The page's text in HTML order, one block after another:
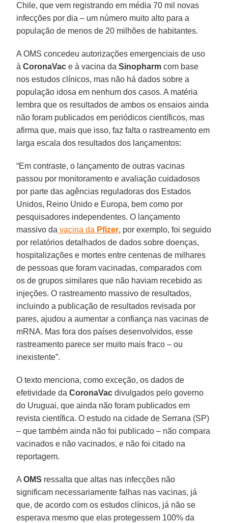
Chile, que vem registrando em média 70 mil novas
infecções por dia – um número muito alto para a
população de menos de 20 milhões de habitantes.
A OMS concedeu autorizações emergenciais de uso
àCoronaVac e à vacina daSinopharm com base
nos estudos clínicos, mas não há dados sobre a
população idosa em nenhum dos casos. A matéria
lembra que os resultados de ambos os ensaios ainda
não foram publicados em periódicos científicos, mas
afirma que, mais que isso, faz falta o rastreamento em
larga escala dos resultados dos lançamentos:
“Em contraste, o lançamento de outras vacinas
passou por monitoramento e avaliação cuidadosos
por parte das agências reguladoras dos Estados
Unidos, Reino Unido e Europa, bem como por
pesquisadores independentes. O lançamento
massivo da vacina da Pfizer, por exemplo, foi seguido
por relatórios detalhados de dados sobre doenças,
hospitalizações e mortes entre centenas de milhares
de pessoas que foram vacinadas, comparados com
os de grupos similares que não haviam recebido as
injeções. O rastreamento massivo de resultados,
incluindo a publicação de resultados revisada por
pares, ajudou a aumentar a confiança nas vacinas de
mRNA. Mas fora dos países desenvolvidos, esse
rastreamento parece ser muito mais fraco – ou
inexistente”.
O texto menciona, como exceção, os dados de
efetividade daCoronaVac divulgados pelo governo
do Uruguai, que ainda não foram publicados em
revista científica. O estudo na cidade de Serrana (SP)
– que também ainda não foi publicado – não compara
vacinados e não vacinados, e não foi citado na
reportagem.
AOMS ressalta que altas nas infecções não
significam necessariamente falhas nas vacinas, já
que, de acordo com os estudos clínicos, já não se
esperava mesmo que elas protegessem 100% da